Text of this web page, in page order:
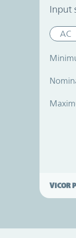
Input
AC
VICOR